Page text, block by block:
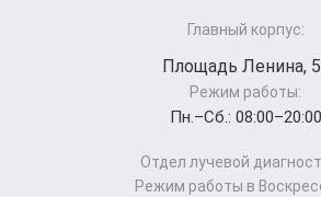
Главный корпус:
Площадь Ленина,
Режим работы:
Пн.–Cб.: 08:00–20:00
Отдел лучевой
Режим работы в